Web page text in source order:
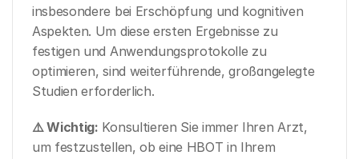
insbesondere bei Erschöpfung und kognitiven
Aspekten. Um diese ersten Ergebnisse zu
festigen und Anwendungsprotokolle zu
optimieren, sind weiterführende, großangelegte
Studien erforderlich.
⚠️ Wichtig: Konsultieren Sie immer Ihren Arzt,
um festzustellen, ob eine HBOT in Ihrem